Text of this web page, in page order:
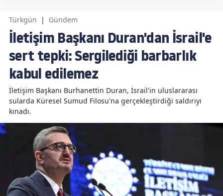
Türkgün | Gündem
İletişim Başkanı Duran'dan İsrail'e
sert tepki: Sergilediği barbarlık
kabul edilemez
İletişim Başkanı Burhanettin Duran, İsrail'in uluslararası
sularda Küresel Sumud Filosu'na gerçekleştirdiği saldırıyı
kınadı.